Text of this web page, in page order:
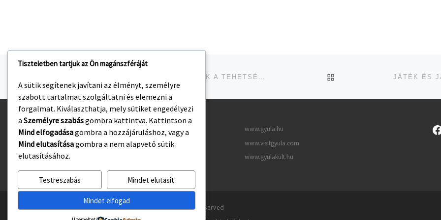
Navigálás a bejegyzések között
jelen bejegyzés
UGRÁS AZ OLDAL
Kezdőlap
Adatvédelmi irányelvek
www.gyula.hu
www.visitgyula.com
www.gyulakult.hu
© 2026Gyulasport Nonprofit Kft.– All rights reserved
Tiszteletben tartjuk az Ön magánszféráját
A sütik segítenek javítani az élményt, személyre
szabott tartalmat szolgáltatni és elemezni a
forgalmat. Kiválaszthatja, mely sütiket engedélyezi
a Személyre szabásgombra kattintva. Kattintson a
Mind elfogadásagombra a hozzájáruláshoz, vagy a
Mind elutasításagombra a nem alapvető sütik
elutasításához.
Testreszabás Mindet elutasít
Mindet elfogad